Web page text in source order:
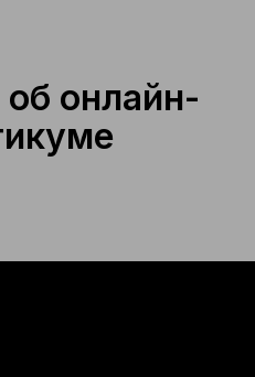
онлайн-